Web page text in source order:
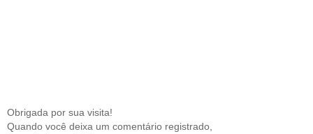
Obrigada por sua visita!
Quando você deixa um comentário registrado,